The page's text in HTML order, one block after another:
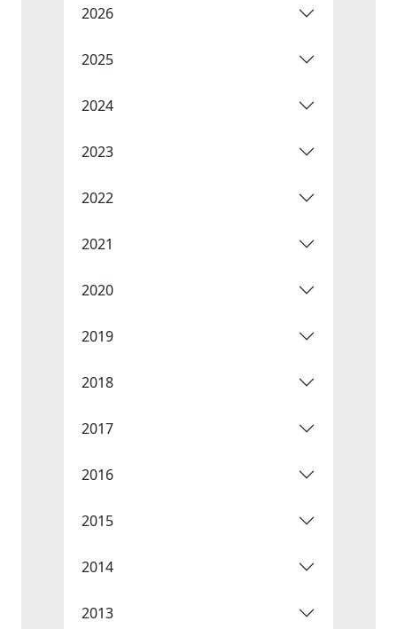
2026
2025
2024
2023
2022
2021
2020
2019
2018
2017
2016
2015
2014
2013